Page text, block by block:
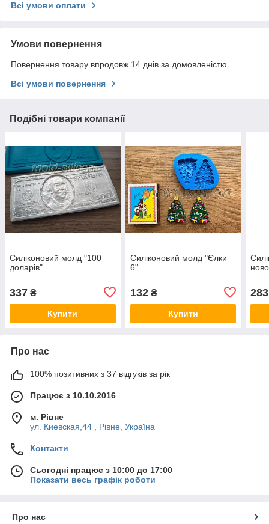
Всі умови оплати
Умови повернення
Повернення товару впродовж 14 днів за домовленістю
Всі умови повернення
Подібні товари компанії
Силіконовий молд "100
доларів"
337 ₴
Купити
Силіконовий молд "Єлки
6"
132₴
Купити
283
Про нас
100% позитивних з 37 відгуків за рік
Працює з 10.10.2016
м. Рівне
ул. Киевская,44 , Рівне, Україна
Контакти
Сьогодні працює з 10:00 до 17:00
Показати весь графік роботи
Про нас